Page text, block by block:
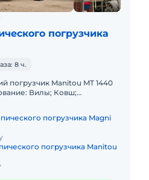
погрузчика
8 ч.
погрузчик Manitou MT 1440
Вилы; Ковш;
погрузчика Magni
погрузчика Manitou